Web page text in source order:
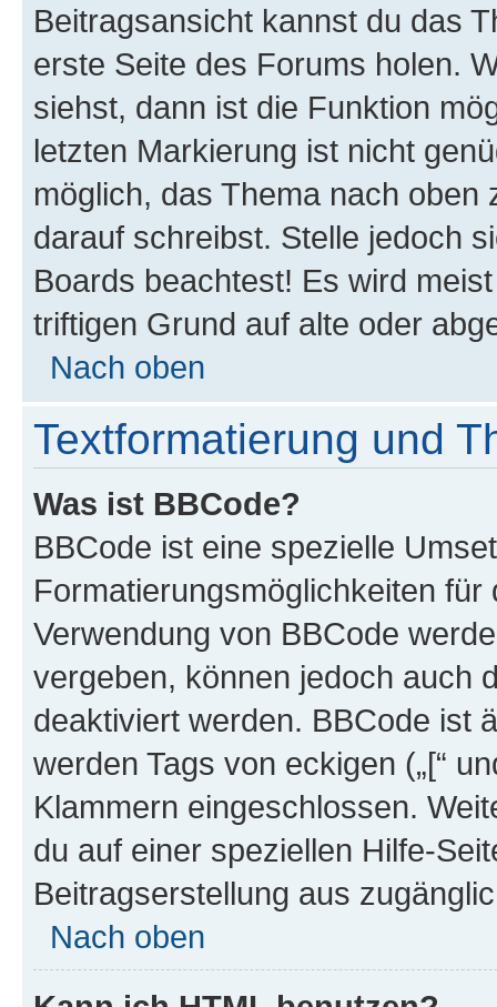
Beitragsansicht kannst du das
erste Seite des Forums holen.
siehst, dann ist die Funktion
letzten Markierung ist nicht
möglich, das Thema nach oben
darauf schreibst. Stelle jedoch
Boards beachtest! Es wird
triftigen Grund auf alte oder
Nach oben
Textformatierung und
Was ist BBCode?
BBCode ist eine spezielle
Formatierungsmöglichkeiten
Verwendung von BBCode
vergeben, können jedoch auch
deaktiviert werden. BBCode ist
werden Tags von eckigen („[“
Klammern eingeschlossen.
du auf einer speziellen Hilfe-
Beitragserstellung aus
Nach oben